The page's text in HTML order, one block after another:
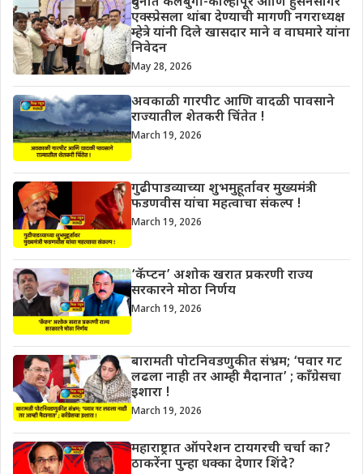
एक्स्प्रेसला थांबा देण्याची मागणी नगराध्यक्ष
म्हेत्रे यांनी दिले खासदार माने व वाघमारे यांना
निवेदन
May 28, 2026
अवकाळी गारपीट आणि वादळी पावसाने
राज्यातील शेतकरी चिंतेत !
March 19, 2026
गुढीपाडव्याच्या शुभमुहूर्तावर मुख्यमंत्री
फडणवीस यांचा महत्वाचा संकल्प !
March 19, 2026
‘कॅप्टन’ अशोक खरात प्रकरणी राज्य
सरकारने मोठा निर्णय
March 19, 2026
बारामती पोटनिवडणुकीत संभ्रम; ‘पवार गट
लढला नाही तर आम्ही मैदानात’ ; काँग्रेसचा
इशारा !
March 19, 2026
महाराष्ट्रात ऑपरेशन टायगरची चर्चा का?
ठाकरेंना पुन्हा धक्का देणार शिंदे?